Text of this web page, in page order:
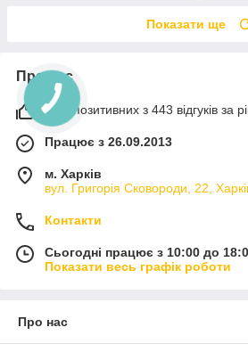
Показати ще
Про нас
98% позитивних з 443 відгуків за
Працює з 26.09.2013
м. Харків
вул. Григорія Сковороди, 22,
Контакти
Сьогодні працює з 10:00 до
Показати весь графік роботи
Про нас